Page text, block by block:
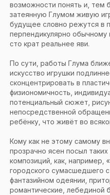
возможности понять и, тем
затеянную Глумом живую
будущее словно режутся в
перпендикулярно обычному
сто крат реальнее яви.
По сути, работы Глума
искусство игрушки
сконцентрировать в
физиономичность,
потенциальный сюжет,
непосредственной
ребёнку, что живёт во
Кому как не этому самому
прозрачно ясен посыл
композиций, как, например,
городского сумасшедшего
фантазийном одеянии,
романтические, лебединой